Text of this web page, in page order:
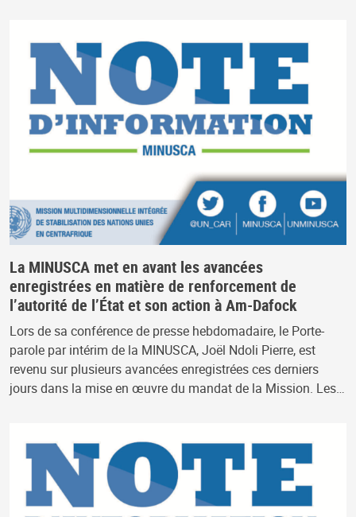
La MINUSCA met en avant les avancées
enregistrées en matière de renforcement de
l’autorité de l’État et son action à Am-Dafock
Lors de sa conférence de presse hebdomadaire, le Porte-
parole par intérim de la MINUSCA, Joël Ndoli Pierre, est
revenu sur plusieurs avancées enregistrées ces derniers
jours dans la mise en œuvre du mandat de la Mission. Les…